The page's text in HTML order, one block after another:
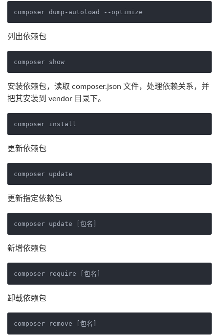
列出依赖包
安装依赖包，读取 composer.json 文件，处理依赖关系，并
把其安装到 vendor 目录下。
更新依赖包
更新指定依赖包
新增依赖包
卸载依赖包